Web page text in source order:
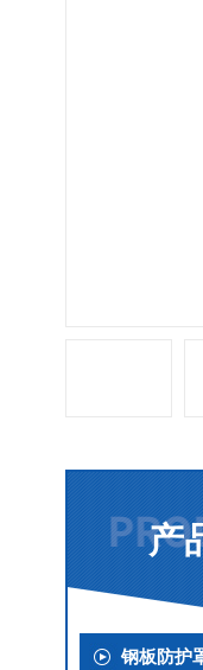
产
钢板防护